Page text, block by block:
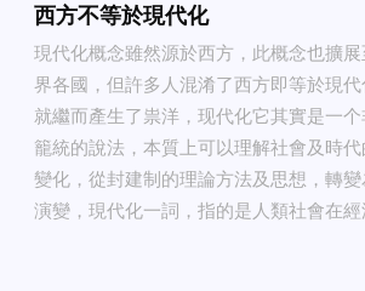
西方不等於現代化
現代化概念雖然源於西方，此概念也擴展
界各國，但許多人混淆了西方即等於現代
就繼而產生了祟洋，现代化它其實是一个
籠統的說法，本質上可以理解社會及時
變化，從封建制的理論方法及思想，轉
演變，現代化一詞，指的是人類社會在